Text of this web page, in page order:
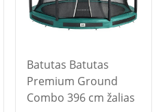
Batutas Batutas
Premium Ground
Combo 396 cm žalias